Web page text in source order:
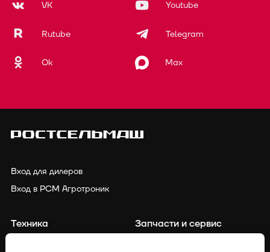
VK Youtube
Rutube Telegram
Ok Max
Вход для дилеров
Вход в РСМ Агротроник
Техника
Запчасти и сервис